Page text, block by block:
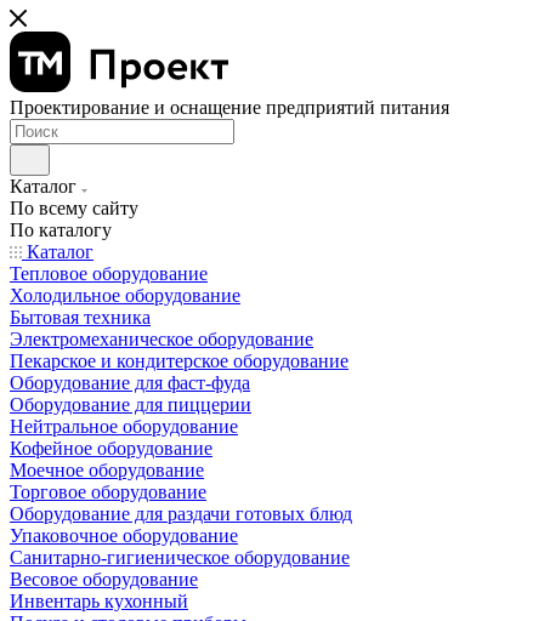
Проектирование и оснащение предприятий питания
Каталог
По всему сайту
По каталогу
Каталог
Тепловое оборудование
Холодильное оборудование
Бытовая техника
Электромеханическое оборудование
Пекарское и кондитерское оборудование
Оборудование для фаст-фуда
Оборудование для пиццерии
Нейтральное оборудование
Кофейное оборудование
Моечное оборудование
Торговое оборудование
Оборудование для раздачи готовых блюд
Упаковочное оборудование
Санитарно-гигиеническое оборудование
Весовое оборудование
Инвентарь кухонный